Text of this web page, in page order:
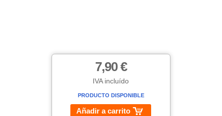
7,90 €
IVA incluído
PRODUCTO DISPONIBLE
Añadir a carrito